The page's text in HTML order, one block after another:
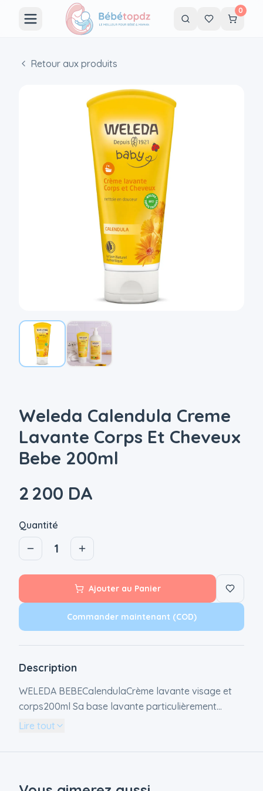
0
Retour aux produits
Weleda Calendula Creme
Lavante Corps Et Cheveux
Bebe 200ml
2 200 DA
Quantité
1
Ajouter au Panier
Commander maintenant (COD)
Description
WELEDA BEBECalendulaCrème lavante visage et
corps200ml Sa base lavante particulièrement
douce, sans savon, associée aux huiles d'amande
le produit idéal pour la toilette quotidienne des
lavante, sans savon, est spécialement conçue pour
Lire tout